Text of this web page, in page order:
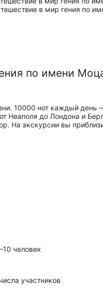
по имени
10000 нот каждый день
Неаполя до Лондона и
На экскурсии вы
человек
участников